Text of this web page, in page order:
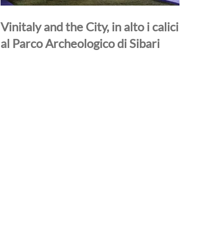
Vinitaly and the City, in alto i calici
al Parco Archeologico di Sibari